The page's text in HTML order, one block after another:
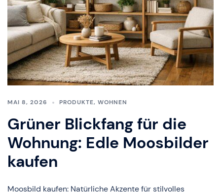
MAI 8, 2026 PRODUKTE, WOHNEN
Grüner Blickfang für die
Wohnung: Edle Moosbilder
kaufen
Moosbild kaufen: Natürliche Akzente für stilvolles